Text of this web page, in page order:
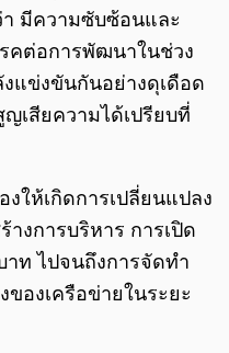
มีความซับซ้อนและ
คต่อการพัฒนาในช่วง
แข่งขันกันอย่างดุเดือด
ญเสียความได้เปรียบที่
งให้เกิดการเปลี่ยนแปลง
งการบริหาร การเปิด
ท ไปจนถึงการจัดทำ
องเครือข่ายในระยะ